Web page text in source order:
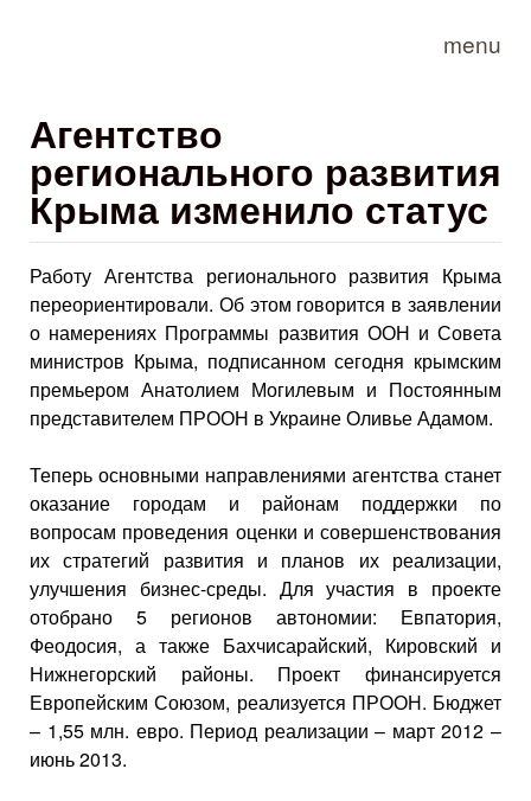
menu
Агентство
регионального развития
Крыма изменило статус
Работу Агентства регионального развития Крыма
переориентировали. Об этом говорится в заявлении
о намерениях Программы развития ООН и Совета
министров Крыма, подписанном сегодня крымским
премьером Анатолием Могилевым и Постоянным
представителем ПРООН в Украине Оливье Адамом.
Теперь основными направлениями агентства станет
оказание городам и районам поддержки по
вопросам проведения оценки и совершенствования
их стратегий развития и планов их реализации,
улучшения бизнес-среды. Для участия в проекте
отобрано 5 регионов автономии: Евпатория,
Феодосия, а также Бахчисарайский, Кировский и
Нижнегорский районы. Проект финансируется
Европейским Союзом, реализуется ПРООН. Бюджет
– 1,55 млн. евро. Период реализации – март 2012 –
июнь 2013.